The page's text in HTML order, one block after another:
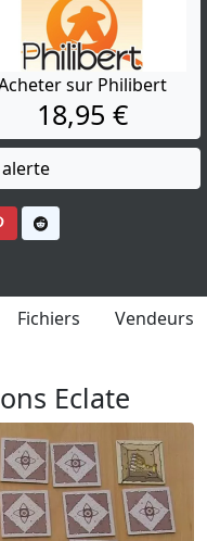
sur Philibert
18,95 €
sur Twitter
Partager sur Pinterest
Fichiers Vendeurs
Eclate